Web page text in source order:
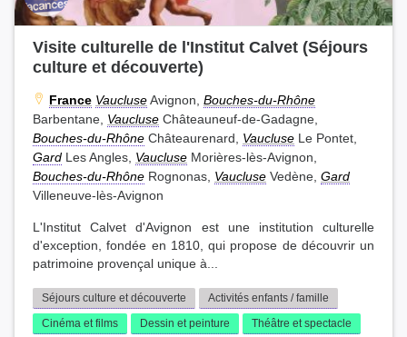
Visite culturelle de l'Institut Calvet (Séjours
culture et découverte)
France VaucluseAvignon, Bouches-du-Rhône
Barbentane, Vaucluse Châteauneuf-de-Gadagne,
Bouches-du-Rhône Châteaurenard, Vaucluse Le Pontet,
Gard Les Angles, Vaucluse Morières-lès-Avignon,
Bouches-du-Rhône Rognonas, Vaucluse Vedène, Gard
Villeneuve-lès-Avignon
L'Institut Calvet d'Avignon est une institution culturelle
d'exception, fondée en 1810, qui propose de découvrir un
patrimoine provençal unique à...
Séjours culture et découverte
Activités enfants / famille
Cinéma et films
Dessin et peinture
Théâtre et spectacle